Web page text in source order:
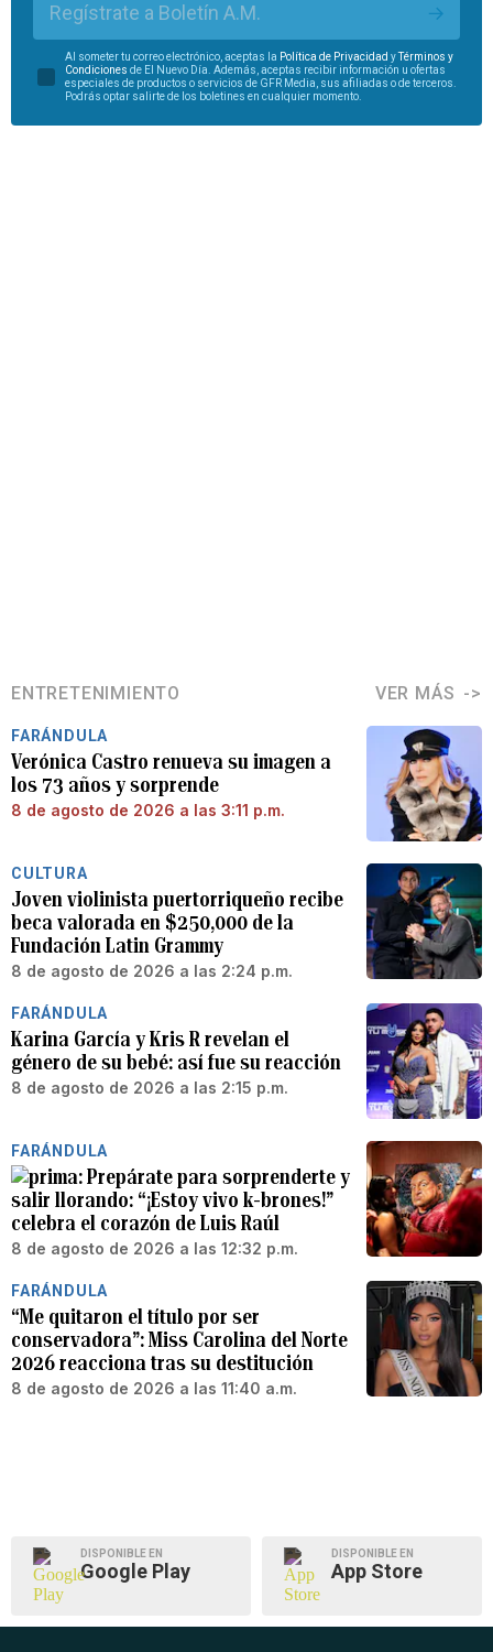
Regístrate a Boletín A.M.
Al someter tu correo electrónico, aceptas la Política de Privacidad yTérminos y
Condiciones de El Nuevo Día. Además, aceptas recibir información u ofertas
especiales de productos o servicios de GFR Media, sus afiliadas o de terceros.
Podrás optar salirte de los boletines en cualquier momento.
ENTRETENIMIENTO VER MÁS
FARÁNDULA
Verónica Castro renueva su imagen a
los 73 años y sorprende
8 de agosto de 2026 a las 3:11 p.m.
CULTURA
Joven violinista puertorriqueño recibe
beca valorada en $250,000 de la
Fundación Latin Grammy
8 de agosto de 2026 a las 2:24 p.m.
FARÁNDULA
Karina García y Kris R revelan el
género de su bebé: así fue su reacción
8 de agosto de 2026 a las 2:15 p.m.
FARÁNDULA
Prepárate para sorprenderte y
salir llorando: “¡Estoy vivo k-brones!”
celebra el corazón de Luis Raúl
8 de agosto de 2026 a las 12:32 p.m.
FARÁNDULA
“Me quitaron el título por ser
conservadora”: Miss Carolina del Norte
2026 reacciona tras su destitución
8 de agosto de 2026 a las 11:40 a.m.
DISPONIBLE EN
Google Play
DISPONIBLE EN
App Store